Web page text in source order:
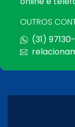
OUTROS
(31)